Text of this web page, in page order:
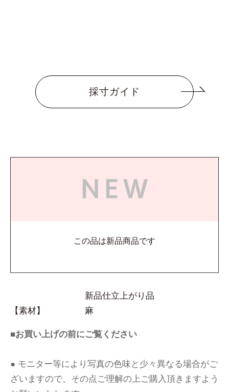
採寸ガイド
この品は新品商品です
新品仕立上がり品
【素材】
麻
■お買い上げの前にご覧ください
● モニター等により写真の色味と少々異なる場合がご
ざいますので、その点ご理解の上ご購入頂きますよう